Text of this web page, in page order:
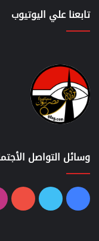
تابعنا علي اليوتيوب
وسائل التواصل
فيسبوك
تويتر